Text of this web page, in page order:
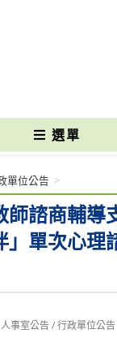
選單
師諮商輔導
」單次心理
單位公告 >
人事室公告/行政單位公告